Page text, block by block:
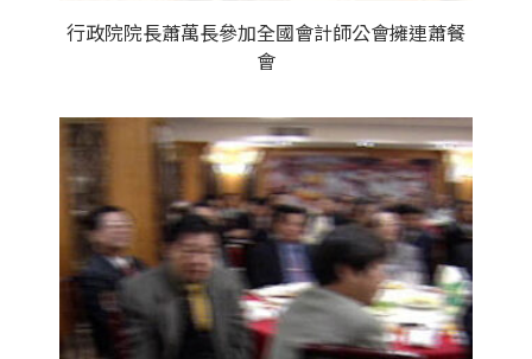
行政院院長蕭萬長參加全國會計師公會擁連蕭餐
會